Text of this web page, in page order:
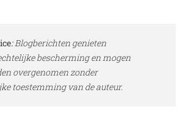
:Blogberichten genieten
bescherming en mogen
overgenomen zonder
toestemming van de auteur.